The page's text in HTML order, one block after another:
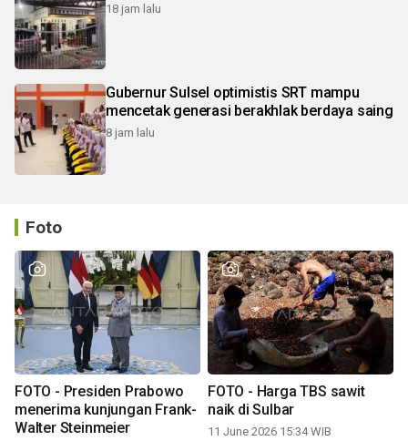
18 jam lalu
Gubernur Sulsel optimistis SRT mampu
mencetak generasi berakhlak berdaya saing
8 jam lalu
Foto
FOTO - Presiden Prabowo
menerima kunjungan Frank-
Walter Steinmeier
FOTO - Harga TBS sawit
naik di Sulbar
11 June 2026 15:34 WIB